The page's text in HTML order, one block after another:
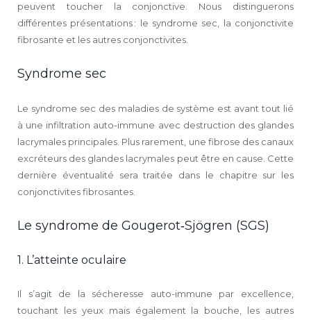
peuvent toucher la conjonctive. Nous distinguerons
différentes présentations : le syndrome sec, la conjonctivite
fibrosante et les autres conjonctivites.
Syndrome sec
Le syndrome sec des maladies de système est avant tout lié
à une infiltration auto-immune avec destruction des glandes
lacrymales principales. Plus rarement, une fibrose des canaux
excréteurs des glandes lacrymales peut être en cause. Cette
dernière éventualité sera traitée dans le chapitre sur les
conjonctivites fibrosantes.
Le syndrome de Gougerot‑Sjögren (SGS)
1. L’atteinte oculaire
Il s’agit de la sécheresse auto-immune par excellence,
touchant les yeux mais également la bouche, les autres